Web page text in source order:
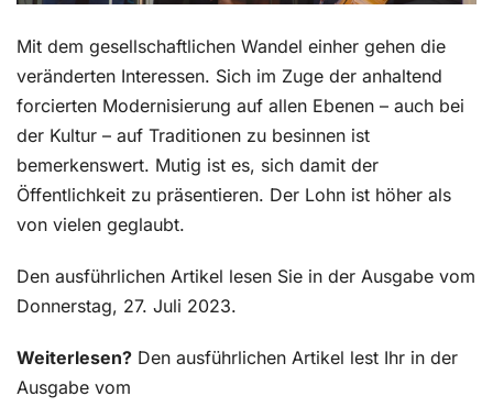
Mit dem gesellschaftlichen Wandel einher gehen die
veränderten Interessen. Sich im Zuge der anhaltend
forcierten Modernisierung auf allen Ebenen – auch bei
der Kultur – auf Traditionen zu besinnen ist
bemerkenswert. Mutig ist es, sich damit der
Öffentlichkeit zu präsentieren. Der Lohn ist höher als
von vielen geglaubt.
Den ausführlichen Artikel lesen Sie in der Ausgabe vom
Donnerstag, 27. Juli 2023.
Weiterlesen? Den ausführlichen Artikel lest Ihr in der
Ausgabe vom